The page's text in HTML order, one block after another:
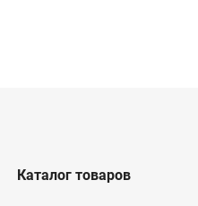
Каталог товаров